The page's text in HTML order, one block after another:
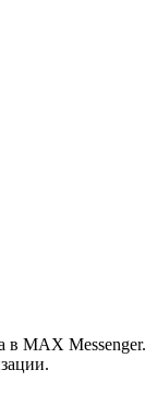
в MAX Messenger.